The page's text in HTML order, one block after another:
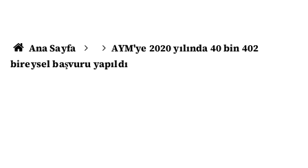
Ana Sayfa
AYM'ye 2020 yılında 40 bin 402
bireysel başvuru yapıldı